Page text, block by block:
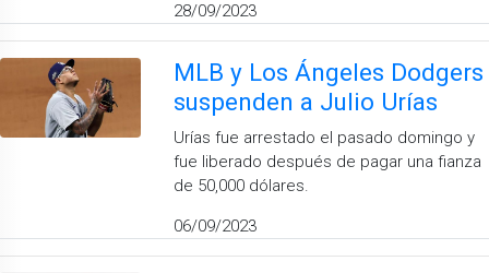
28/09/2023
MLB y Los Ángeles Dodgers
suspenden a Julio Urías
Urías fue arrestado el pasado domingo y
fue liberado después de pagar una fianza
de 50,000 dólares.
06/09/2023